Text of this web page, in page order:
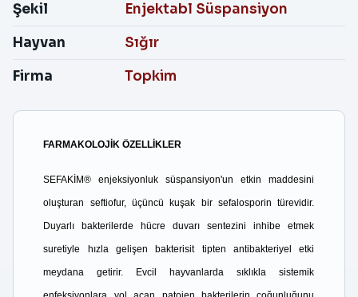
Şekil
Enjektabl Süspansiyon
Hayvan
Sığır
Firma
Topkim
FARMAKOLOJİK ÖZELLİKLER
SEFAKİM® enjeksiyonluk süspansiyon'un etkin maddesini
oluşturan seftiofur, üçüncü kuşak bir sefalosporin türevidir.
Duyarlı bakterilerde hücre duvarı sentezini inhibe etmek
suretiyle hızla gelişen bakterisit tipten antibakteriyel etki
meydana getirir. Evcil hayvanlarda sıklıkla sistemik